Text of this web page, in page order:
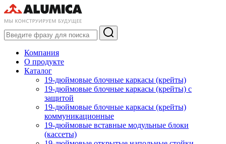
Компания
О продукте
Каталог
19-дюймовые блочные каркасы (крейты)
19-дюймовые блочные каркасы (крейты) с
защитой
19-дюймовые блочные каркасы (крейты)
коммуникационные
19-дюймовые вставные модульные блоки
(кассеты)